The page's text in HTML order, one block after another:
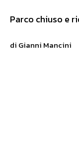
Parco chiuso e
di Gianni Mancini